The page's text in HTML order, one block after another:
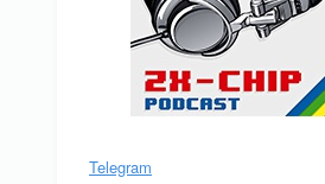
Telegram